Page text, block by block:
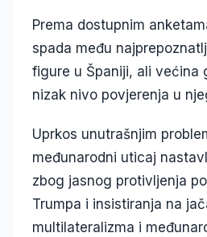
Prema dostupnim
spada među
figure u Španiji, ali većina
nizak nivo povjerenja u
Uprkos unutrašnjim
međunarodni uticaj
zbog jasnog protivljenja
Trumpa i insistiranja na
multilateralizma i